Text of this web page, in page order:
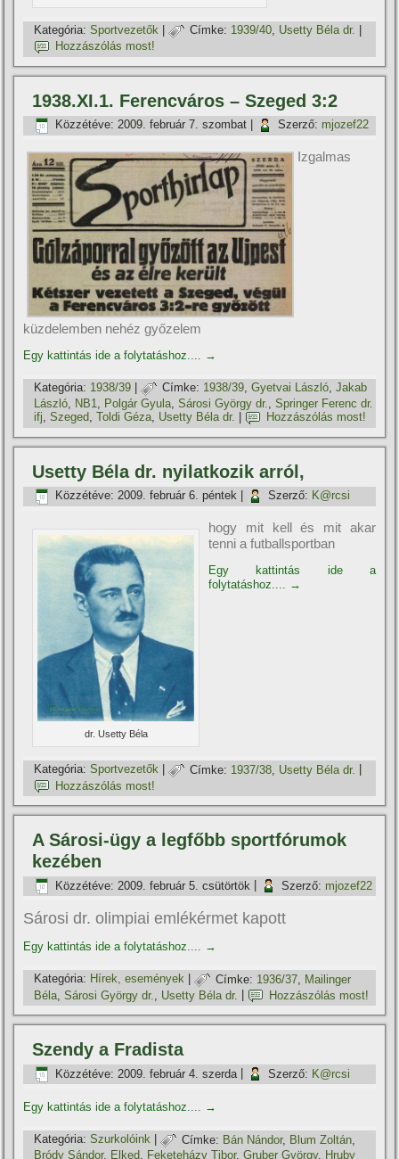
Kategória: Sportvezetők Címke: 1939/40 Usetty Béla dr.
Hozzászólás most!
1938.XI.1. Ferencváros – Szeged 3:2
Közzétéve: 2009. február 7. szombat Szerző: mjozef22
Izgalmas
küzdelemben nehéz győzelem
Egy kattintás ide a folytatáshoz.... →
Kategória: 1938/39 | Címke: 1938/39,Gyetvai László,Jakab
László
NB1 Polgár Gyula ,Sárosi György dr. ,Springer Ferenc dr.
ifj,Szeged,Toldi Géza, Usetty Béla dr. Hozzászólás most!
Usetty Béla dr. nyilatkozik arról,
Közzétéve: 2009. február 6. péntek Szerző: K@rcsi
dr. Usetty Béla
hogy mit kell és mit akar
tenni a futballsportban
Egy kattintás ide a
folytatáshoz....
→
Kategória: Sportvezetők | Címke: 1937/38 Usetty Béla dr.
Hozzászólás most!
A Sárosi-ügy a legfőbb sportfórumok
kezében
Közzétéve: 2009. február 5. csütörtök Szerző: mjozef22
Sárosi dr. olimpiai emlékérmet kapott
Egy kattintás ide a folytatáshoz.... →
Kategória: Hí­rek, események | Címke: 1936/37 Mailinger
Béla ,Sárosi György dr. Usetty Béla dr. Hozzászólás most!
Szendy a Fradista
Közzétéve: 2009. február 4. szerda Szerző: K@rcsi
Egy kattintás ide a folytatáshoz.... →
Kategória: Szurkolóink | Címke: Bán Nándor, Blum Zoltán
Bródy Sándor, Elked, Feketeházy Tibor,Gruber György, Hruby